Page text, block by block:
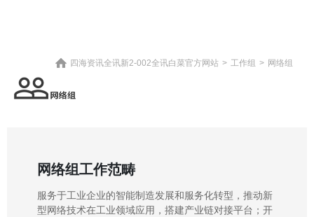
四海资讯全讯新2-002全讯白菜官方网站 > 工作组 > 网络组
网络组工作范畴
服务于工业企业的智能制造发展和服务化转型，推动新
型网络技术在工业领域应用，搭建产业链对接平台；开